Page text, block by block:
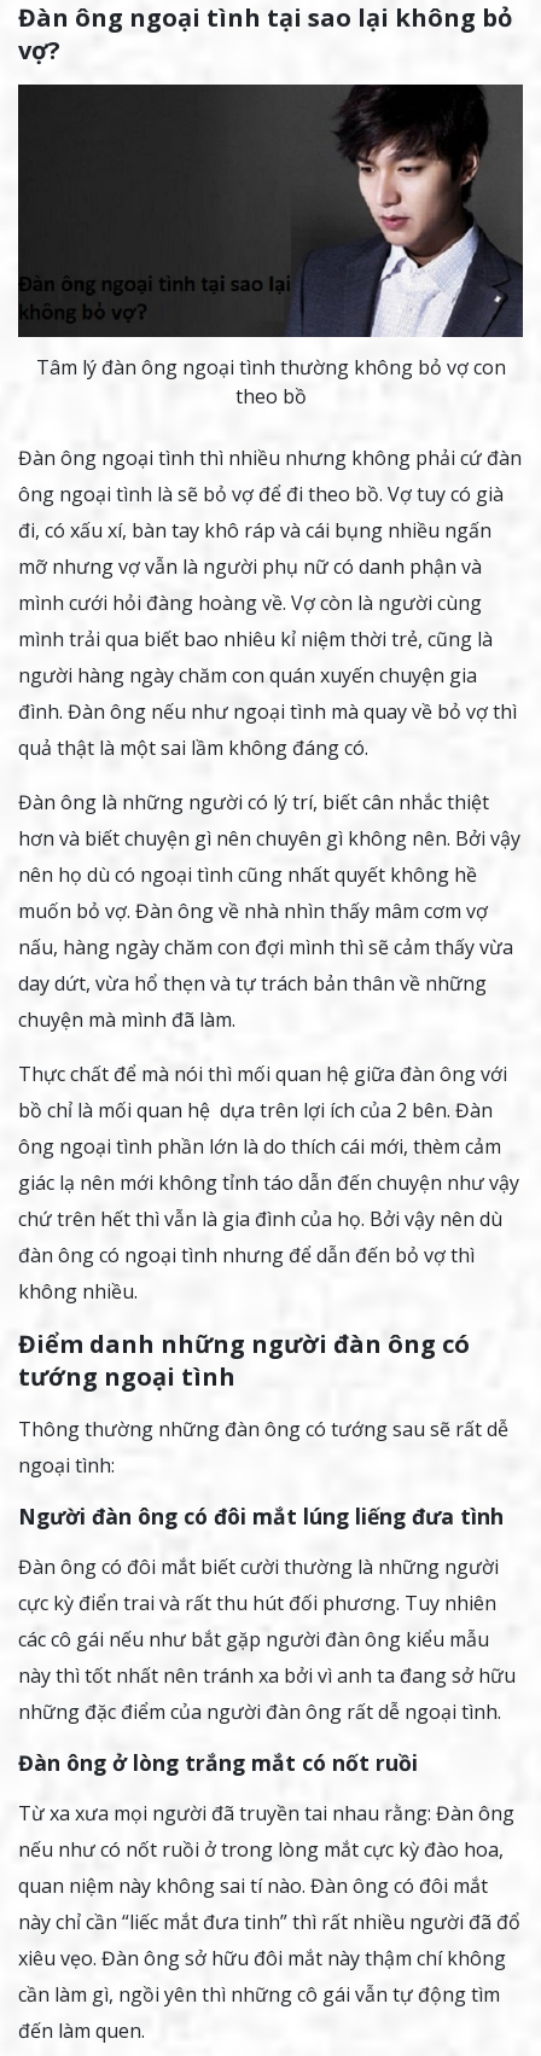
Đàn ông ngoại tình tại sao lại không bỏ
vợ?
Tâm lý đàn ông ngoại tình thường không bỏ vợ con
theo bồ
Đàn ông ngoại tình thì nhiều nhưng không phải cứ đàn
ông ngoại tình là sẽ bỏ vợ để đi theo bồ. Vợ tuy có già
đi, có xấu xí, bàn tay khô ráp và cái bụng nhiều ngấn
mỡ nhưng vợ vẫn là người phụ nữ có danh phận và
mình cưới hỏi đàng hoàng về. Vợ còn là người cùng
mình trải qua biết bao nhiêu kỉ niệm thời trẻ, cũng là
người hàng ngày chăm con quán xuyến chuyện gia
đình. Đàn ông nếu như ngoại tình mà quay về bỏ vợ thì
quả thật là một sai lầm không đáng có.
Đàn ông là những người có lý trí, biết cân nhắc thiệt
hơn và biết chuyện gì nên chuyên gì không nên. Bởi vậy
nên họ dù có ngoại tình cũng nhất quyết không hề
muốn bỏ vợ. Đàn ông về nhà nhìn thấy mâm cơm vợ
nấu, hàng ngày chăm con đợi mình thì sẽ cảm thấy vừa
day dứt, vừa hổ thẹn và tự trách bản thân về những
chuyện mà mình đã làm.
Thực chất để mà nói thì mối quan hệ giữa đàn ông với
bồ chỉ là mối quan hệ dựa trên lợi ích của 2 bên. Đàn
ông ngoại tình phần lớn là do thích cái mới, thèm cảm
giác lạ nên mới không tỉnh táo dẫn đến chuyện như vậy
chứ trên hết thì vẫn là gia đình của họ. Bởi vậy nên dù
đàn ông có ngoại tình nhưng để dẫn đến bỏ vợ thì
không nhiều.
Điểm danh những người đàn ông có
tướng ngoại tình
Thông thường những đàn ông có tướng sau sẽ rất dễ
ngoại tình:
Người đàn ông có đôi mắt lúng liếng đưa tình
Đàn ông có đôi mắt biết cười thường là những người
cực kỳ điển trai và rất thu hút đối phương. Tuy nhiên
các cô gái nếu như bắt gặp người đàn ông kiểu mẫu
này thì tốt nhất nên tránh xa bởi vì anh ta đang sở hữu
những đặc điểm của người đàn ông rất dễ ngoại tình.
Đàn ông ở lòng trắng mắt có nốt ruồi
Từ xa xưa mọi người đã truyền tai nhau rằng: Đàn ông
nếu như có nốt ruồi ở trong lòng mắt cực kỳ đào hoa,
quan niệm này không sai tí nào. Đàn ông có đôi mắt
này chỉ cần “liếc mắt đưa tinh” thì rất nhiều người đã đổ
xiêu vẹo. Đàn ông sở hữu đôi mắt này thậm chí không
cần làm gì, ngồi yên thì những cô gái vẫn tự động tìm
đến làm quen.